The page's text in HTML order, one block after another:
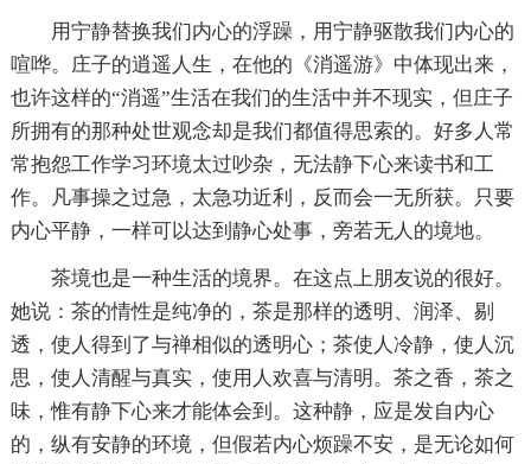
用宁静替换我们内心的浮躁，用宁静驱散我们内心的
喧哗。庄子的逍遥人生，在他的《消遥游》中体现出来，
也许这样的“消遥”生活在我们的生活中并不现实，但庄子
所拥有的那种处世观念却是我们都值得思索的。好多人常
常抱怨工作学习环境太过吵杂，无法静下心来读书和工
作。凡事操之过急，太急功近利，反而会一无所获。只要
内心平静，一样可以达到静心处事，旁若无人的境地。
茶境也是一种生活的境界。在这点上朋友说的很好。
她说：茶的情性是纯净的，茶是那样的透明、润泽、剔
透，使人得到了与禅相似的透明心；茶使人冷静，使人沉
思，使人清醒与真实，使用人欢喜与清明。茶之香，茶之
味，惟有静下心来才能体会到。这种静，应是发自内心
的，纵有安静的环境，但假若内心烦躁不安，是无论如何